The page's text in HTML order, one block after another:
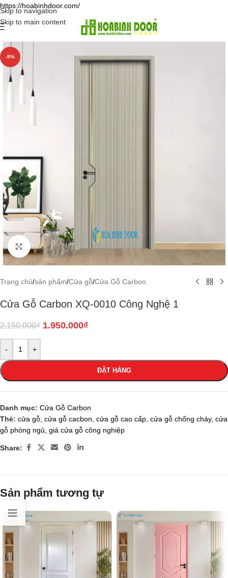
https://hoabinhdoor.com/
Skip to navigation
Skip to main content
-9%
Click to enlarge
Trang chủ/sản phẩm/Cửa gỗ/Cửa Gỗ Carbon
Cửa Gỗ Carbon XQ-0010 Công Nghệ 1
2.150.000₫ 1.950.000₫
- +
ĐẶT HÀNG
Danh mục: Cửa Gỗ Carbon
Thẻ: cửa gỗ cửa gỗ cacbon cửa gỗ cao cấp cửa gỗ chống cháy, cửa
gỗ phòng ngủ giá cửa gỗ công nghiệp
Share:
Sản phẩm tương tự